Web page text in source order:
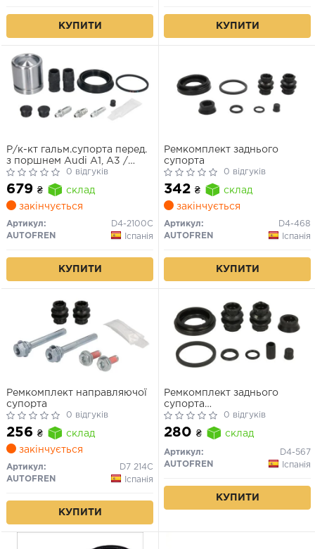
КУПИТИ КУПИТИ
Р/к-кт гальм.супорта перед.
з поршнем Audi A1, A3 /
BMW 1, 3 / Ford Fiesta / Lada
Priora / Renault Megane II /
Seat / Skoda / VW
0 відгуків
679 ₴
склад
закінчується
Артикул:
D4-2100C
AUTOFREN
Іспанія
КУПИТИ
Ремкомплект заднього
супорта
0 відгуків
342 ₴
склад
закінчується
Артикул:
D4-468
AUTOFREN
Іспанія
КУПИТИ
Ремкомплект направляючої
супорта
0 відгуків
256 ₴
склад
закінчується
Артикул:
D7 214C
AUTOFREN
Іспанія
КУПИТИ
Ремкомплект заднього
супорта
Fluence/Megane2/Megane3/
34mm
0 відгуків
280 ₴ склад
Артикул:
D4-567
AUTOFREN
Іспанія
КУПИТИ